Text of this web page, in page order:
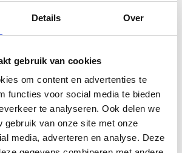
Details Over
gebruik van cookies
om content en advertenties te
functies voor social media te bieden
te analyseren. Ook delen we
gebruik van onze site met onze
media, adverteren en analyse. Deze